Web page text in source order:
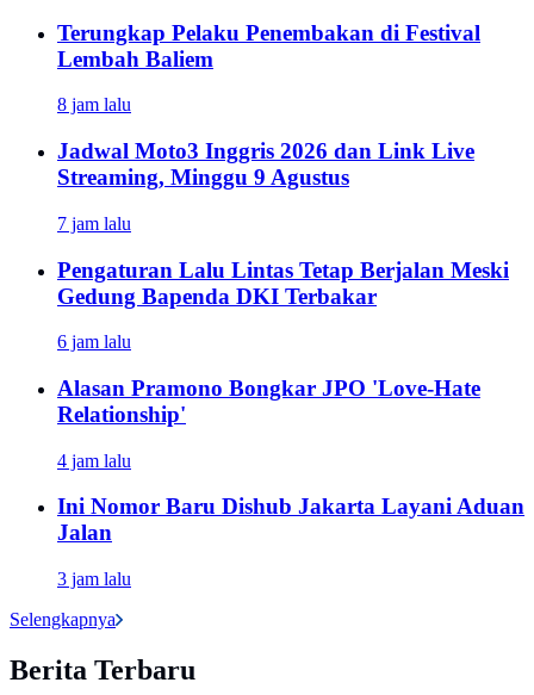
Terungkap Pelaku Penembakan di Festival
Lembah Baliem
8 jam lalu
Jadwal Moto3 Inggris 2026 dan Link Live
Streaming, Minggu 9 Agustus
7 jam lalu
Pengaturan Lalu Lintas Tetap Berjalan Meski
Gedung Bapenda DKI Terbakar
6 jam lalu
Alasan Pramono Bongkar JPO 'Love-Hate
Relationship'
4 jam lalu
Ini Nomor Baru Dishub Jakarta Layani Aduan
Jalan
3 jam lalu
Selengkapnya
Berita Terbaru